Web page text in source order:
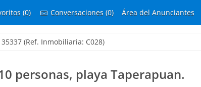
(0) Conversaciones (0) Área del Anunciantes
(Ref. Inmobiliaria: C028)
personas, playa Taperapuan.